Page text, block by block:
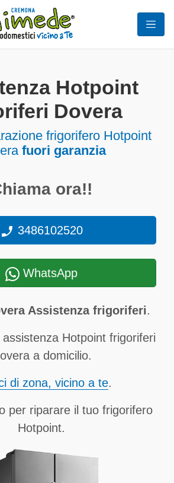
Hotpoint
Dovera
frigorifero Hotpoint
fuori garanzia
ora!!
3486102520
WhatsApp
Assistenza frigoriferi.
Hotpoint frigoriferi
a domicilio.
di zona, vicino a te.
per riparare il tuo frigorifero
Hotpoint.